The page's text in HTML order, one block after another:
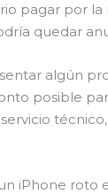
pagar por
quedar
algún
posible
iPhone roto